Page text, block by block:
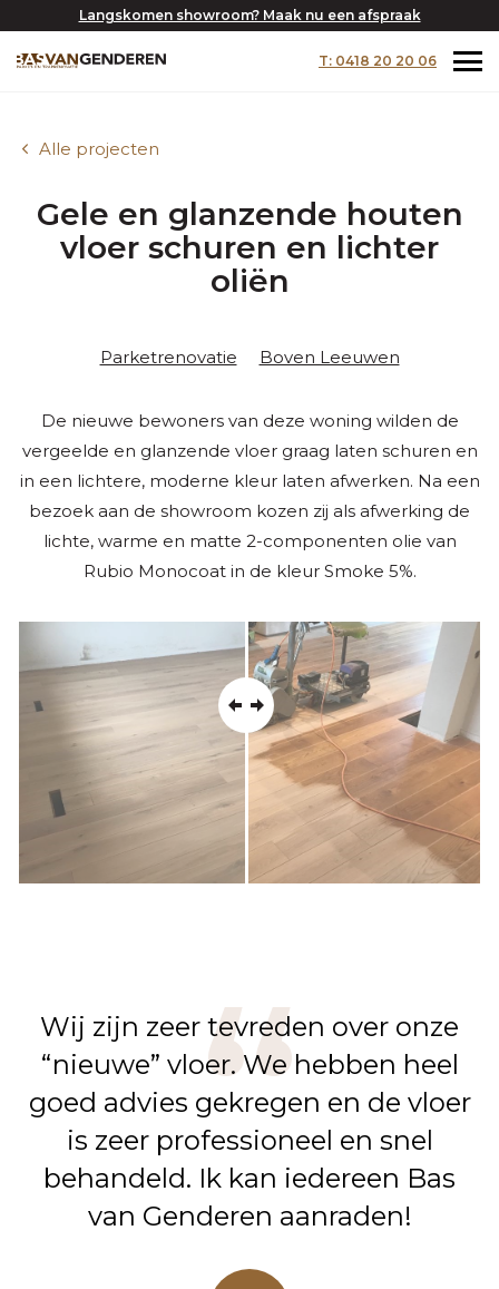
Langskomen showroom? Maak nu een afspraak
T: 0418 20 20 06
Alle projecten
Gele en glanzende houten
vloer schuren en lichter
oliën
Parketrenovatie Boven Leeuwen
De nieuwe bewoners van deze woning wilden de
vergeelde en glanzende vloer graag laten schuren en
in een lichtere, moderne kleur laten afwerken. Na een
bezoek aan de showroom kozen zij als afwerking de
lichte, warme en matte 2-componenten olie van
Rubio Monocoat in de kleur Smoke 5%.
Wij zijn zeer tevreden over onze
“nieuwe” vloer. We hebben heel
goed advies gekregen en de vloer
is zeer professioneel en snel
behandeld. Ik kan iedereen Bas
van Genderen aanraden!